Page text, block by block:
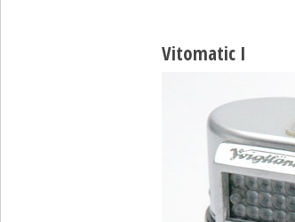
Vitomatic I